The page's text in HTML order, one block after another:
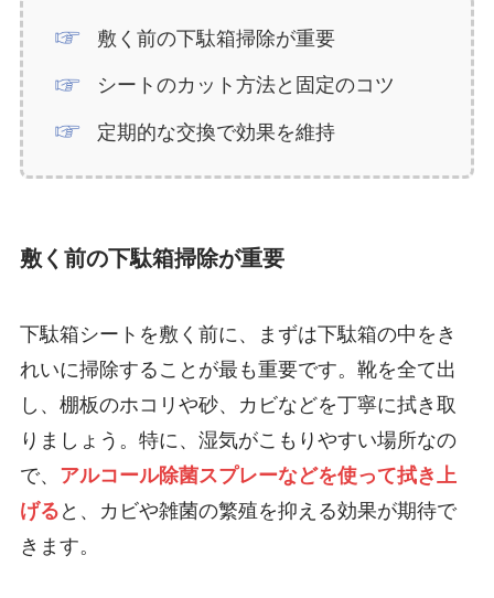
敷く前の下駄箱掃除が重要
シートのカット方法と固定のコツ
定期的な交換で効果を維持
敷く前の下駄箱掃除が重要
下駄箱シートを敷く前に、まずは下駄箱の中をき
れいに掃除することが最も重要です。靴を全て出
し、棚板のホコリや砂、カビなどを丁寧に拭き取
りましょう。特に、湿気がこもりやすい場所なの
で、 アルコール除菌スプレーなどを使って拭き上
げる と、カビや雑菌の繁殖を抑える効果が期待で
きます。